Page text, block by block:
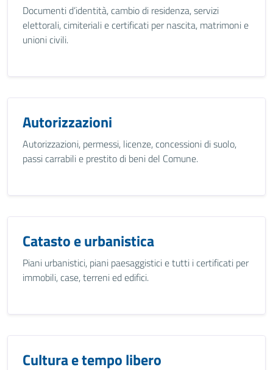
Documenti d’identità, cambio di residenza, servizi
elettorali, cimiteriali e certificati per nascita, matrimoni e
unioni civili.
Autorizzazioni
Autorizzazioni, permessi, licenze, concessioni di suolo,
passi carrabili e prestito di beni del Comune.
Catasto e urbanistica
Piani urbanistici, piani paesaggistici e tutti i certificati per
immobili, case, terreni ed edifici.
Cultura e tempo libero